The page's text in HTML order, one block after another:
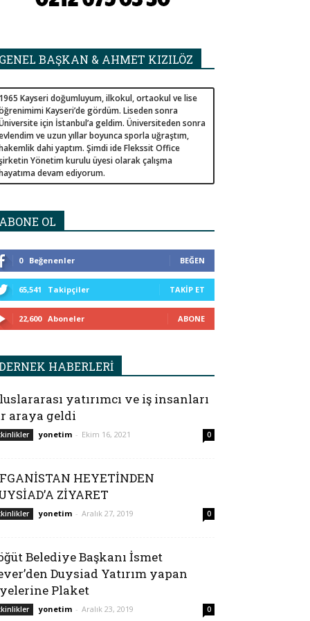
GENEL BAŞKAN & AHMET KIZILÖZ
1965 Kayseri doğumluyum, ilkokul, ortaokul ve lise
Kayseri’de gördüm. Liseden sonra
için İstanbul’a geldim. Üniversiteden sonra
ve uzun yıllar boyunca sporla uğraştım,
dahi yaptım. Şimdi ide Flekssit Office
Yönetim kurulu üyesi olarak çalışma
devam ediyorum.
ABONE OL
0 Beğenenler BEĞEN
65,541 Takipçiler TAKIP ET
22,600 Aboneler ABONE
HABERLERİ
yatırımcı ve iş insanları
araya geldi
yonetim - Ekim 16, 2021 0
HEYETİNDEN
ZİYARET
yonetim - Aralık 27, 2019 0
Belediye Başkanı İsmet
Duysiad Yatırım yapan
Plaket
yonetim - Aralık 23, 2019 0